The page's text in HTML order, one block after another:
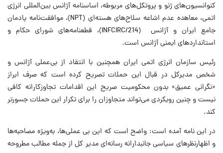
کنوانسیون‌های ژنو و پروتکل‌های مربوطه، اساسنامه آژانس بین‌المللی انرژی
اتمی، معاهده عدم اشاعه سلاح‌های هسته‌ای (NPT)، موافقت‌نامه پادمان
جامع ایران و آژانس (INFCIRC/214)، قطعنامه‌های شورای حکام و
استانداردهای ایمنی آژانس است.
رئیس سازمان انرژی اتمی ایران همچنین با انتقاد از بی‌عملی آژانس و
شخص مدیرکل در قبال این حملات تصریح کرده است که صرف ابراز
«نگرانی عمیق» بدون محکومیت صریح این اقدامات تجاوزکارانه کافی
نیست و چنین رویکردی می‌تواند متجاوزان را برای تکرار این حملات جسورتر
کند.
در این نامه آمده است: واضح است که این بی عملی‌ها، به‌ویژه مصاحبه‌ها
و اظهارنظرهای سیاسی جانبدارانه‌ رسانه‌ای مدیر کل از جمله مطالب مطروحه